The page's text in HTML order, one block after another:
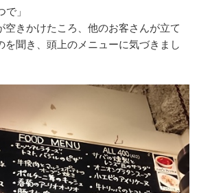
で」
空きかけたころ、他のお客さんが立て
を聞き、頭上のメニューに気づきまし